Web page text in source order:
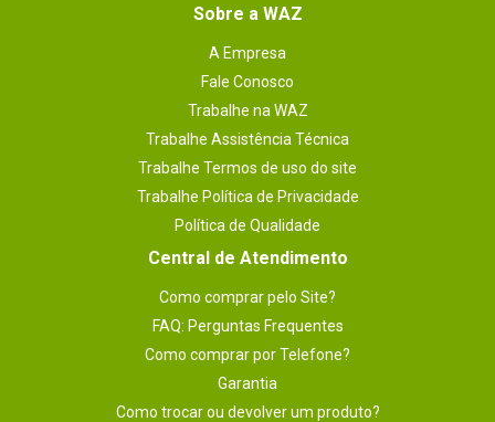
Sobre a WAZ
A Empresa
Fale Conosco
Trabalhe na WAZ
Trabalhe Assistência Técnica
Trabalhe Termos de uso do site
Trabalhe Política de Privacidade
Política de Qualidade
Central de Atendimento
Como comprar pelo Site?
FAQ: Perguntas Frequentes
Como comprar por Telefone?
Garantia
Como trocar ou devolver um produto?